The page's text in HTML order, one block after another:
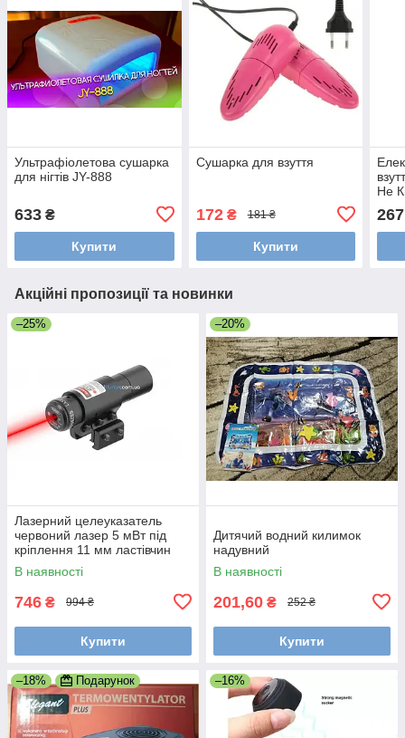
Ультрафіолетова сушарка
для нігтів JY-888
633 ₴
Купити
Сушарка для взуття
172₴ 181 ₴
Купити
Не
267
Акційні пропозиції та новинки
–25%
Лазерний целеуказатель
червоний лазер 5 мВт під
кріплення 11 мм ластівчин
хвіст 21 мм планка Вівера
Пикатинни
В наявності
746 ₴ 994 ₴
Купити
–20%
Дитячий водний килимок
надувний
В наявності
201,60 ₴ 252 ₴
Купити
–18% Подарунок –16%